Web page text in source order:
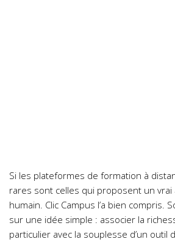
Si les plateformes de formation à
rares sont celles qui proposent un vrai
humain. Clic Campus l’a bien compris.
sur une idée simple : associer la
particulier avec la souplesse d’un outil